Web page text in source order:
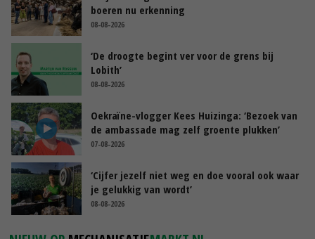
boeren nu erkenning
08-08-2026
‘De droogte begint ver voor de grens bij
Lobith’
08-08-2026
Oekraïne-vlogger Kees Huizinga: ‘Bezoek van
de ambassade mag zelf groente plukken’
07-08-2026
‘Cijfer jezelf niet weg en doe vooral ook waar
je gelukkig van wordt’
08-08-2026